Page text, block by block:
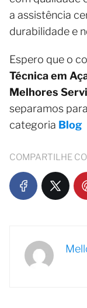
a assistência
durabilidade e
Espero que o
Técnica em
Melhores
separamos
categoria Blog
COMPARTILHE